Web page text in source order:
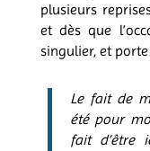
plusieurs
et dès que
singulier, et
Le fait de
été pour
fait d’être